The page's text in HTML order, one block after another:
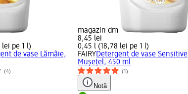
pe 1 l)
de vase Lămâie,
(4)
magazin dm
8,45 lei
0,45 l (18,78 lei pe 1 l)
FAIRYDetergent de vase Sensitive
Mușețel, 450 ml
(1)
Notă